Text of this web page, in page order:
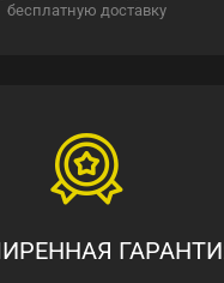
бесплатную доставку